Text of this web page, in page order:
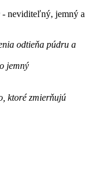
- neviditeľný, jemný a
odtieňa púdru a
jemný
ktoré zmierňujú